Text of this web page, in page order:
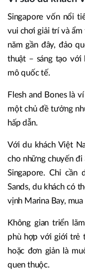
Singapore vốn nổi
vui chơi giải trí và ẩm
năm gần đây, đảo
thuật – sáng tạo với
mô quốc tế.
Flesh and Bones là
một chủ đề tưởng
hấp dẫn.
Với du khách Việt
cho những chuyến đi
Singapore. Chỉ cần
Sands, du khách có
vịnh Marina Bay,
Không gian triển
phù hợp với giới trẻ
hoặc đơn giản là
quen thuộc.